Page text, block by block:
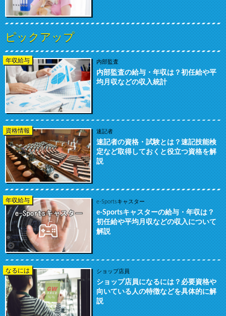
ピックアップ
年収給与 内部監査
内部監査の給与・年収は？初任給や平
均月収などの収入統計
資格情報 速記者
速記者の資格・試験とは？速記技能検
定など取得しておくと役立つ資格を解
説
年収給与 e-Sportsキャスター
e-Sportsキャスターの給与・年収は？
初任給や平均月収などの収入について
解説
なるには ショップ店員
ショップ店員になるには？必要資格や
向いている人の特徴などを具体的に解
説